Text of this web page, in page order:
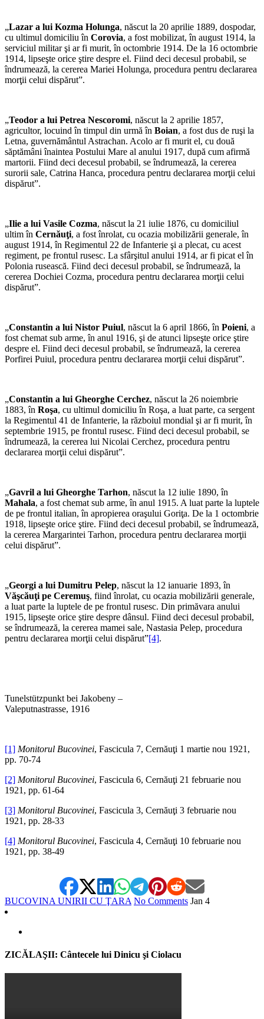
„Lazar a lui Kozma Holunga, născut la 20 aprilie 1889, dospodar,
cu ultimul domiciliu în Corovia, a fost mobilizat, în august 1914, la
serviciul militar şi ar fi murit, în octombrie 1914. De la 16 octombrie
1914, lipseşte orice ştire despre el. Fiind deci decesul probabil, se
îndrumează, la cererea Mariei Holunga, procedura pentru declararea
morţii celui dispărut”.
„Teodor a lui Petrea Nescoromi, născut la 2 aprilie 1857,
agricultor, locuind în timpul din urmă în Boian, a fost dus de ruşi la
Letna, guvernământul Astrachan. Acolo ar fi murit el, cu două
săptămâni înaintea Postului Mare al anului 1917, după cum afirmă
martorii. Fiind deci decesul probabil, se îndrumează, la cererea
surorii sale, Catrina Hanca, procedura pentru declararea morţii celui
dispărut”.
„Ilie a lui Vasile Cozma, născut la 21 iulie 1876, cu domiciliul
ultim în Cernăuţi, a fost înrolat, cu ocazia mobilizării generale, în
august 1914, în Regimentul 22 de Infanterie şi a plecat, cu acest
regiment, pe frontul rusesc. La sfârşitul anului 1914, ar fi picat el în
Polonia rusească. Fiind deci decesul probabil, se îndrumează, la
cererea Dochiei Cozma, procedura pentru declararea morţii celui
dispărut”.
„Constantin a lui Nistor Puiul, născut la 6 april 1866, în Poieni, a
fost chemat sub arme, în anul 1916, şi de atunci lipseşte orice ştire
despre el. Fiind deci decesul probabil, se îndrumează, la cererea
Porfirei Puiul, procedura pentru declararea morţii celui dispărut”.
„Constantin a lui Gheorghe Cerchez, născut la 26 noiembrie
1883, în Roşa, cu ultimul domiciliu în Roşa, a luat parte, ca sergent
la Regimentul 41 de Infanterie, la războiul mondial şi ar fi murit, în
septembrie 1915, pe frontul rusesc. Fiind deci decesul probabil, se
îndrumează, la cererea lui Nicolai Cerchez, procedura pentru
declararea morţii celui dispărut”.
„Gavril a lui Gheorghe Tarhon, născut la 12 iulie 1890, în
Mahala, a fost chemat sub arme, în anul 1915. A luat parte la luptele
de pe frontul italian, în apropierea oraşului Goriţa. De la 1 octombrie
1918, lipseşte orice ştire. Fiind deci decesul probabil, se îndrumează,
la cererea Margarintei Tarhon, procedura pentru declararea morţii
celui dispărut”.
„Georgi a lui Dumitru Pelep, născut la 12 ianuarie 1893, în
Văşcăuţi pe Ceremuş, fiind înrolat, cu ocazia mobilizării generale,
a luat parte la luptele de pe frontul rusesc. Din primăvara anului
1915, lipseşte orice ştire despre dânsul. Fiind deci decesul probabil,
se îndrumează, la cererea mamei sale, Nastasia Pelep, procedura
pentru declararea morţii celui dispărut”[4].
Tunelstützpunkt bei Jakobeny –
Valeputnastrasse, 1916
[1] Monitorul Bucovinei, Fascicula 7, Cernăuţi 1 martie nou 1921,
pp. 70-74
[2] Monitorul Bucovinei, Fascicula 6, Cernăuţi 21 februarie nou
1921, pp. 61-64
[3] Monitorul Bucovinei, Fascicula 3, Cernăuţi 3 februarie nou
1921, pp. 28-33
[4] Monitorul Bucovinei, Fascicula 4, Cernăuţi 10 februarie nou
1921, pp. 38-49
BUCOVINA UNIRII CU ŢARA No Comments Jan 4
ZICĂLAŞII: Cântecele lui Dinicu şi Ciolacu